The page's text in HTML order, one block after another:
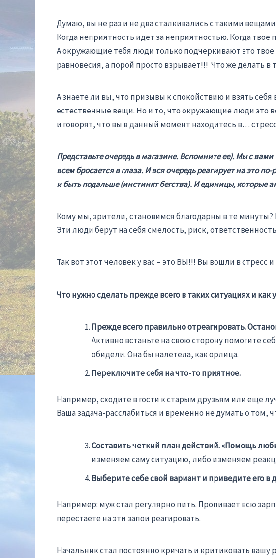
Думаю, вы не раз и не два сталкивались с такими
Когда неприятность идет за неприятностью. Когда твое
А окружающие тебя люди только подчеркивают это твое
равновесия, а порой просто взрывает!!! Что же делать в
А знаете ли вы, что призывы к спокойствию и взять
естественные вещи. Но и то, что окружающие люди это
и говорят, что вы в данный момент находитесь в…
Представьте очередь в магазине. Вспомните ее). Мы с
всем бросается в глаза. И вся очередь реагирует на это
и быть подальше (инстинкт бегства). И единицы, которые
Кому мы, зрители, становимся благодарны в те
Эти люди берут на себя смелость, риск,
Так вот этот человек у вас – это ВЫ!!! Вы вошли в
Что нужно сделать прежде всего в таких ситуациях и как
Прежде всего правильно отреагировать.
Активно встаньте на свою сторону помогите
обидели. Она бы налетела, как орлица.
Переключите себя на что-то приятное.
Например, сходите в гости к старым друзьям или еще
Ваша задача-расслабиться и временно не думать о том,
Составить четкий план действий. «Помощь
изменяем саму ситуацию, либо изменяем
Выберите себе свой вариант и приведите его в
Например: муж стал регулярно пить. Пропивает всю
перестаете на эти запои реагировать.
Начальник стал постоянно кричать и критиковать вашу